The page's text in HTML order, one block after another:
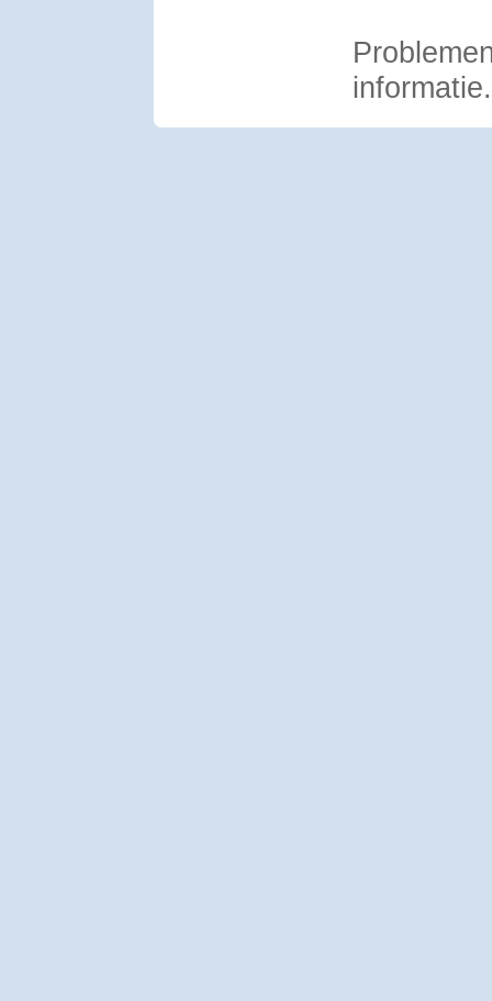
informatie.